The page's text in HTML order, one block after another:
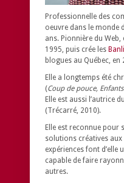
Professionnelle des
oeuvre dans le monde
ans. Pionnière du
1995, puis crée les
blogues au Québec, en
Elle a longtemps été
(Coup de pouce,
Elle est aussi l’autrice du
(Trécarré, 2010).
Elle est reconnue pour
solutions créatives
expériences font d’elle
capable de faire
autres.